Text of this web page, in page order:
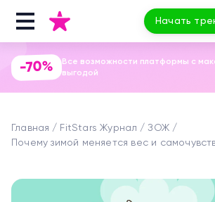
Начать
-70%
Все возможности платформы с
выгодой
Главная FitStars Журнал
ЗОЖ
Почему зимой меняется вес и